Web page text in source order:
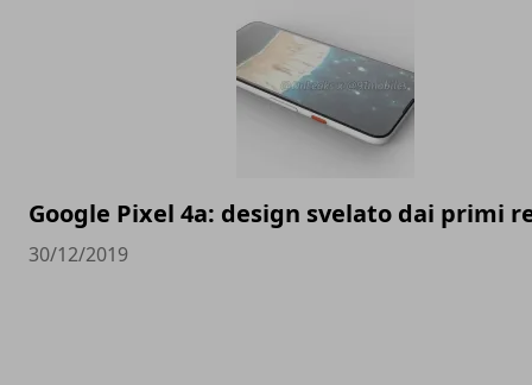
Google Pixel 4a: design svelato dai primi
30/12/2019